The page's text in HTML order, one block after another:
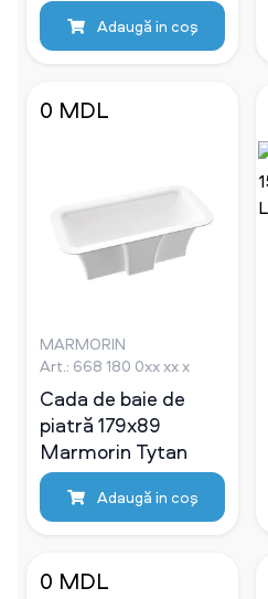
Adaugă in coş
0 MDL
MARMORIN
Art.: 668 180 0xx xx x
Cada de baie de
piatră 179х89
Marmorin Tytan
Adaugă in coş
0 MDL